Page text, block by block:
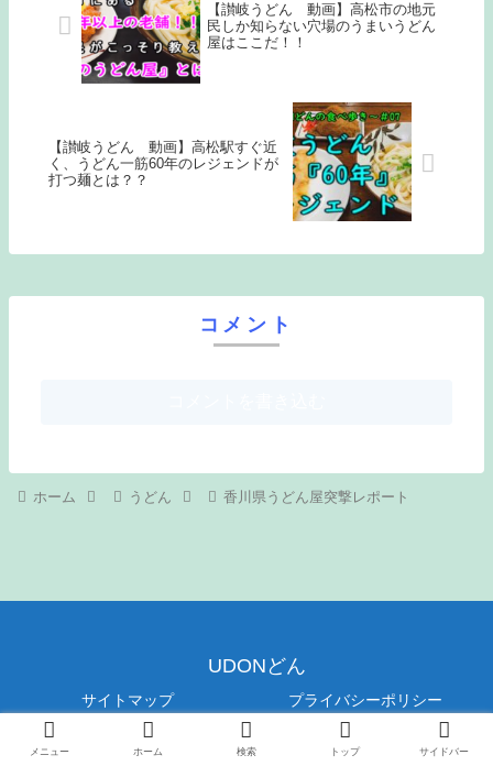
【讃岐うどん 動画】高松市の地元
民しか知らない穴場のうまいうどん
屋はここだ！！
【讃岐うどん 動画】高松駅すぐ近
く、うどん一筋60年のレジェンドが
打つ麺とは？？
コメント
ホーム うどん 香川県うどん屋突撃レポート
UDONどん
サイトマップ プライバシーポリシー
© 2019 UDONどん.
メニュー ホーム 検索 トップ サイドバー